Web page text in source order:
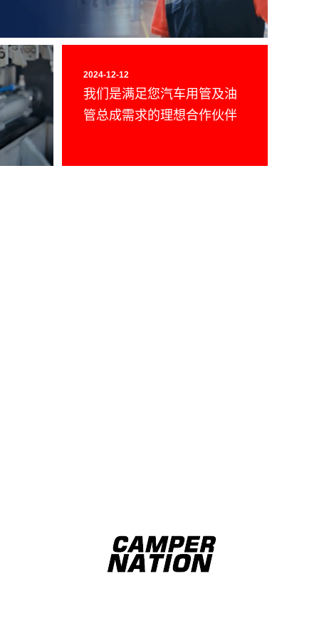
2024-12-12
我们是满足您汽车用管及油
管总成需求的理想合作伙伴